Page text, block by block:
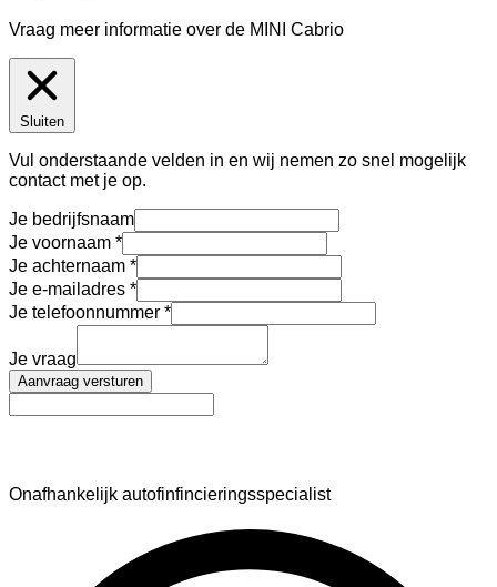
Vraag meer informatie over de MINI Cabrio
Sluiten
Vul onderstaande velden in en wij nemen zo snel mogelijk
contact met je op.
Je bedrijfsnaam
Je voornaam
Je achternaam
Je e-mailadres
Je telefoonnummer
Je vraag
Aanvraag versturen
Onafhankelijk autofinfincieringsspecialist